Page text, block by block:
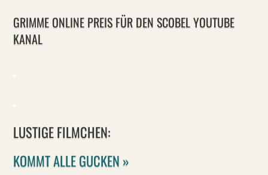
GRIMME ONLINE PREIS FÜR DEN SCOBEL YOUTUBE
KANAL
LUSTIGE FILMCHEN:
KOMMT ALLE GUCKEN »